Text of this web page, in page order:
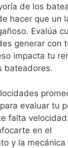
de los
hacer que un
Evalúa
generar con
impacta tu
bateadores.
evaluar tu
falta
en el
y la